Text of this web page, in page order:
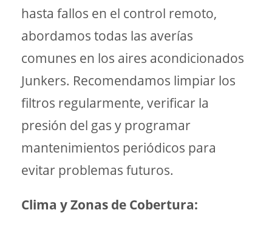
hasta fallos en el control remoto,
abordamos todas las averías
comunes en los aires acondicionados
Junkers. Recomendamos limpiar los
filtros regularmente, verificar la
presión del gas y programar
mantenimientos periódicos para
evitar problemas futuros.
Clima y Zonas de Cobertura: